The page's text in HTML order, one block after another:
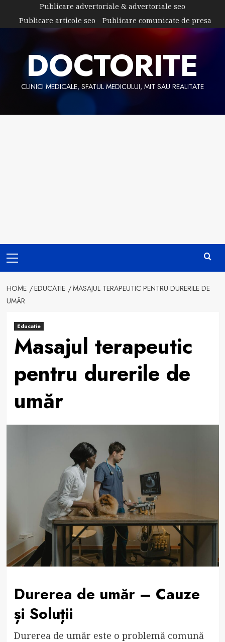
content
Publicare advertoriale & advertoriale seo
Publicare articole seo
Publicare comunicate de presa
DOCTORITE
CLINICI MEDICALE, SFATUL MEDICULUI, MIT SAU REALITATE
Menu
HOME EDUCATIE
MASAJUL TERAPEUTIC PENTRU DURERILE DE
UMĂR
Educatie
Masajul terapeutic
pentru durerile de
umăr
Durerea de umăr – Cauze
și Soluții
Durerea de umăr este o problemă comună